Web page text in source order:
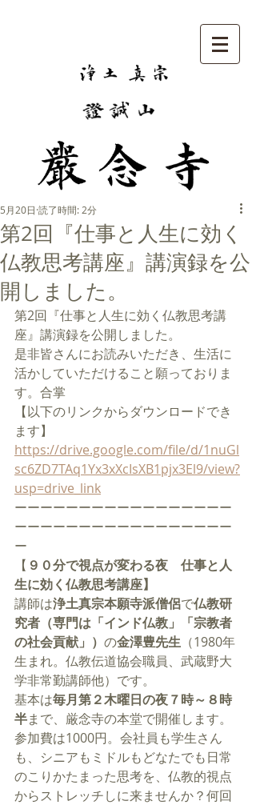
第2回『仕事と人生に効く
仏教思考講座』講演録を公
開しました。
5月20日 読了時間: 2分
第2回『仕事と人生に効く仏教思考講
座』講演録を公開しました。
是非皆さんにお読みいただき、生活に
活かしていただけること願っておりま
す。合掌
【以下のリンクからダウンロードでき
ます】
https://drive.google.com/file/d/1nuGl
sc6ZD7TAq1Yx3xXcIsXB1pjx3El9/view?
usp=drive_link
ーーーーーーーーーーーーーーーーー
ーーーーーーーーーーーーーーーーー
ー
【 ９０分で視点が変わる夜　仕事と人
生に効く仏教思考講座】
講師は浄土真宗本願寺派僧侶で仏教研
究者（専門は「インド仏教」「宗教者
の社会貢献」） の金澤豊先生 （1980年
生まれ。仏教伝道協会職員、武蔵野大
学非常勤講師他）です。
基本は毎月第２木曜日の夜７時～８時
半まで、厳念寺の本堂で開催します。
参加費は1000円。会社員も学生さん
も、シニアもミドルもどなたでも日常
のこりかたまった思考を、仏教的視点
からストレッチしに来ませんか？何回